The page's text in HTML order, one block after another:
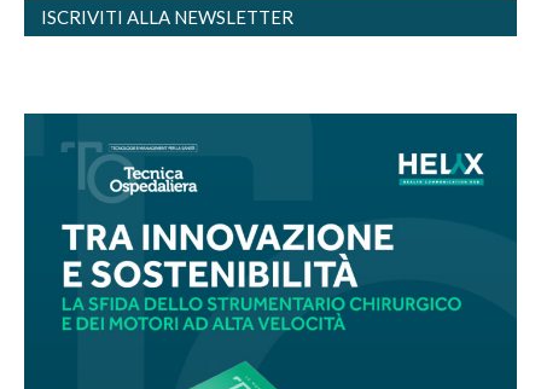
ISCRIVITI ALLA NEWSLETTER